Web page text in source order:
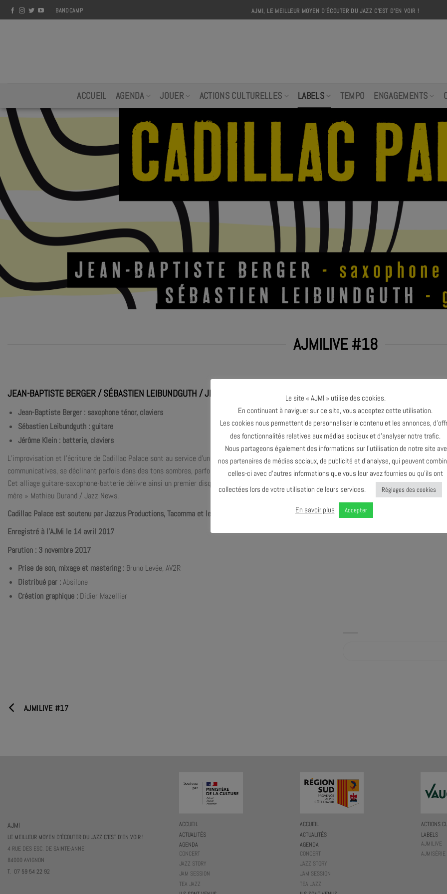
Skip
to
BANDCAMP AJMI, LE MEILLEUR MOYEN D'ÉCOUTER DU JAZZ C'EST D'EN VOIR !
ACCUEIL AGENDA JOUER ACTIONS CULTURELLES LABELS TEMPO ENGAGEMENTS
AJMILIVE #18
JEAN-BAPTISTE BERGER / SÉBASTIEN LEIBUNDGUTH / JÉRÔME KLEIN
Jean-Baptiste Berger : saxophone ténor, claviers
Sébastien Leibundguth : guitare
Jérôme Klein : batterie, claviers
L’improvisation et l’écriture de Cadillac Palace sont au service d’un lyrisme et d’une énergie des plus
communicatives, se déclinant parfois dans des tons sombres, parfois rutilants, toujours passionnels. «
Cet alliage guitare-saxophone-batterie délivre ainsi un premier disque autoproduit qui décalque bien sa
mère » Mathieu Durand / Jazz News.
Cadillac Palace est soutenu par Jazzus Productions, Tacomma et le Conseil Départemental de la Marne
Enregistré à l’AJMi le 14 avril 2017
Parution : 3 novembre 2017
Prise de son, mixage et mastering :Bruno Levée, AV2R
Distribué par :Absilone
Création graphique :Didier Mazellier
AJMILIVE #17
AJMI
LE MEILLEUR MOYEN D'ÉCOUTER DU JAZZ C'EST D'EN VOIR !
4 RUE DES ESC. DE SAINTE-ANNE
84000 AVIGNON
T. 07 59 54 22 92
ACCUEIL
ACTUALITÉS
AGENDA
CONCERT
JAZZ STORY
JAM SESSION
TEA JAZZ
ACCUEIL
ACTUALITÉS
AGENDA
CONCERT
JAZZ STORY
JAM SESSION
TEA JAZZ
ACTIONS
LABELS
AJMILIVE
AJMISÉRIE
Le site « AJMI » utilise des cookies.
En continuant à naviguer sur ce site, vous acceptez cette utilisation.
Les cookies nous permettent de personnaliser le contenu et les annonces,
des fonctionnalités relatives aux médias sociaux et d’analyser notre trafic.
Nous partageons également des informations sur l’utilisation de notre site
nos partenaires de médias sociaux, de publicité et d’analyse, qui peuvent
celles-ci avec d’autres informations que vous leur avez fournies ou qu’ils ont
collectées lors de votre utilisation de leurs services.
Réglages des cookies
En savoir plus Accepter